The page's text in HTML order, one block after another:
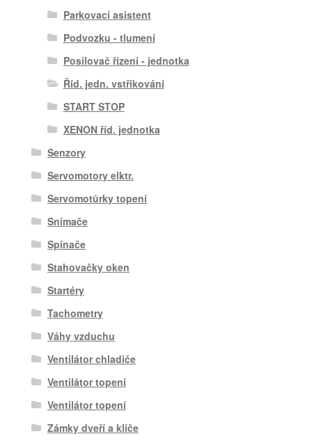
Parkovací asistent
Podvozku - tlumení
Posilovač řízení - jednotka
Říd. jedn. vstřikování
START STOP
XENON říd. jednotka
Senzory
Servomotory elktr.
Servomotůrky topení
Snímače
Spínače
Stahovačky oken
Startéry
Tachometry
Váhy vzduchu
Ventilátor chladiče
Ventilátor topení
Ventilátor topení
Zámky dveří a klíče